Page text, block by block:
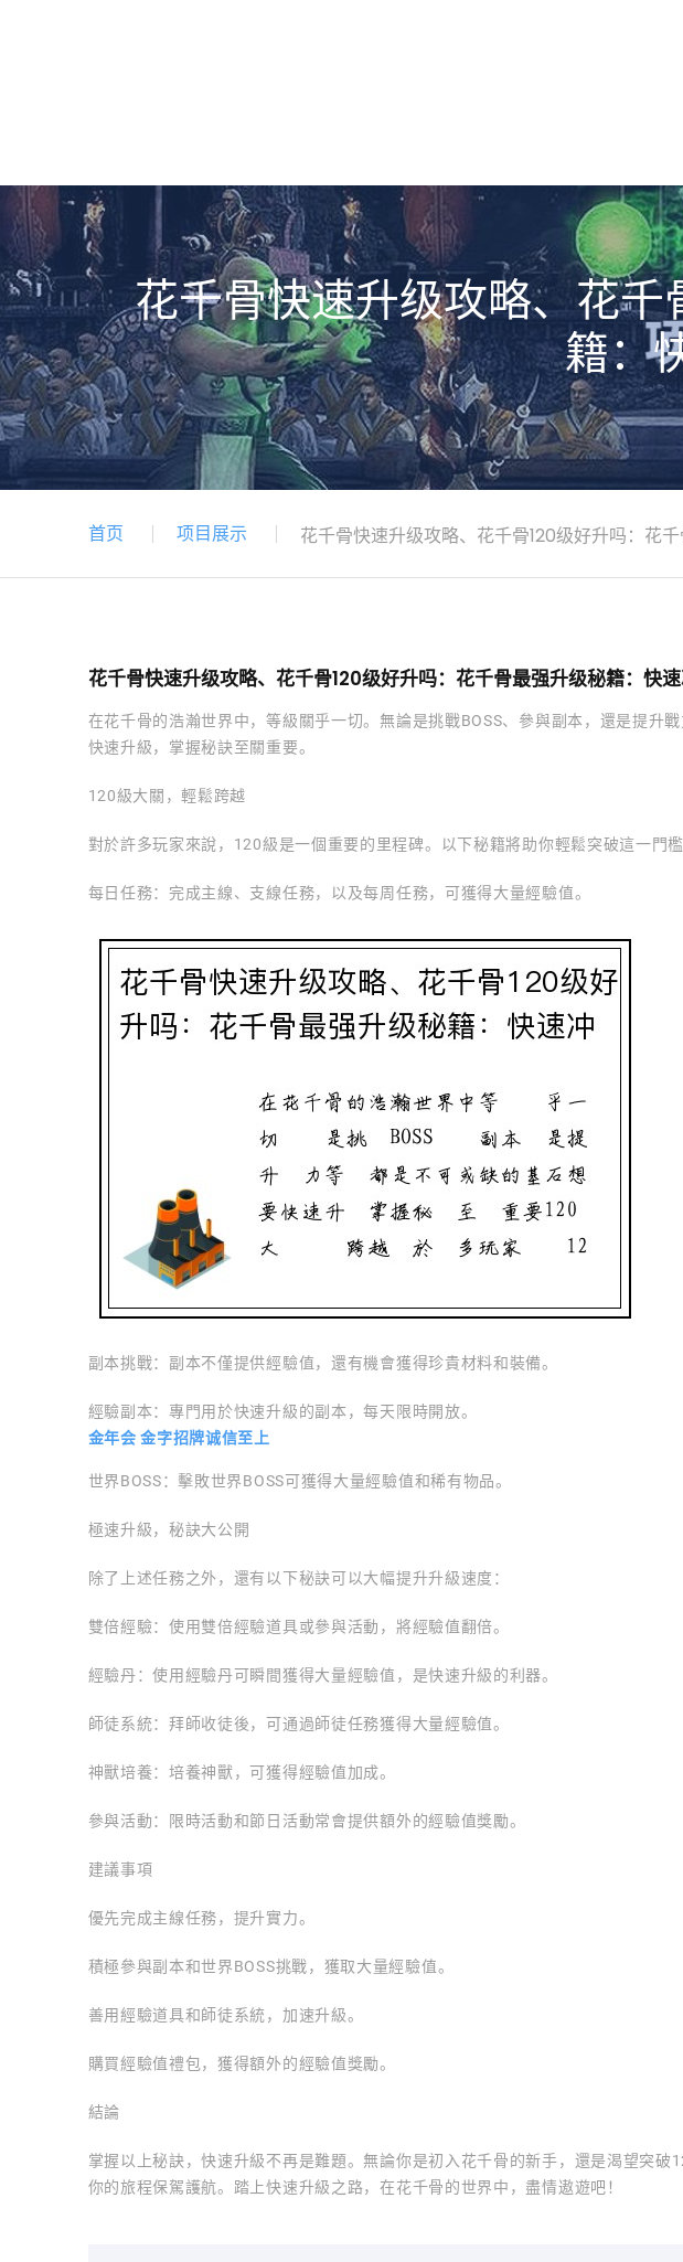
花千骨快速升级攻略、花
籍：
首页 项目展示 花千骨快速升级攻略、花千骨120级好升吗：花
花千骨快速升级攻略、花千骨120级好升吗：花千骨最强升级秘籍：快
在花千骨的浩瀚世界中，等級關乎一切。無論是挑戰BOSS、參與副本，還是提升
快速升級，掌握秘訣至關重要。
120級大關，輕鬆跨越
對於許多玩家來說，120級是一個重要的里程碑。以下秘籍將助你輕鬆突破這一門檻
每日任務：完成主線、支線任務，以及每周任務，可獲得大量經驗值。
副本挑戰：副本不僅提供經驗值，還有機會獲得珍貴材料和裝備。
經驗副本：專門用於快速升級的副本，每天限時開放。
金年会 金字招牌诚信至上
世界BOSS：擊敗世界BOSS可獲得大量經驗值和稀有物品。
極速升級，秘訣大公開
除了上述任務之外，還有以下秘訣可以大幅提升升級速度：
雙倍經驗：使用雙倍經驗道具或參與活動，將經驗值翻倍。
經驗丹：使用經驗丹可瞬間獲得大量經驗值，是快速升級的利器。
師徒系統：拜師收徒後，可通過師徒任務獲得大量經驗值。
神獸培養：培養神獸，可獲得經驗值加成。
參與活動：限時活動和節日活動常會提供額外的經驗值獎勵。
建議事項
優先完成主線任務，提升實力。
積極參與副本和世界BOSS挑戰，獲取大量經驗值。
善用經驗道具和師徒系統，加速升級。
購買經驗值禮包，獲得額外的經驗值獎勵。
結論
掌握以上秘訣，快速升級不再是難題。無論你是初入花千骨的新手，還是渴望突破
你的旅程保駕護航。踏上快速升級之路，在花千骨的世界中，盡情遨遊吧！